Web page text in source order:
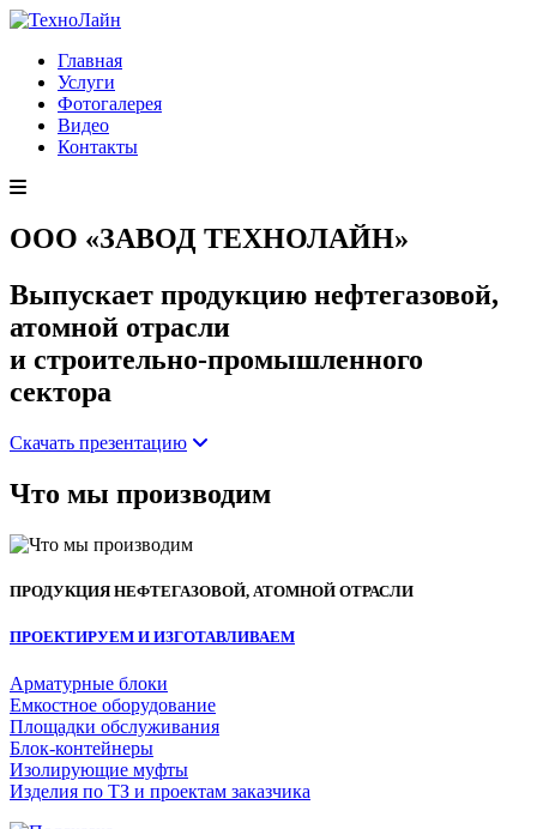
Главная
Услуги
Фотогалерея
Видео
Контакты
ООО «ЗАВОД ТЕХНОЛАЙН»
Выпускает продукцию нефтегазовой,
атомной отрасли
и строительно-промышленного
сектора
Скачать презентацию
Что мы производим
ПРОДУКЦИЯ НЕФТЕГАЗОВОЙ, АТОМНОЙ ОТРАСЛИ
ПРОЕКТИРУЕМ И ИЗГОТАВЛИВАЕМ
Арматурные блоки
Емкостное оборудование
Площадки обслуживания
Блок-контейнеры
Изолирующие муфты
Изделия по ТЗ и проектам заказчика